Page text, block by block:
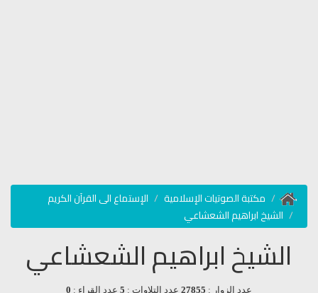
مكتبة الصوتيات الإسلامية
الإستماع الى القرآن الكريم
الشيخ ابراهيم الشعشاعي
الشيخ ابراهيم الشعشاعي
عدد الزوار : 27855 عدد التلاوات : 5 عدد القراء : 0